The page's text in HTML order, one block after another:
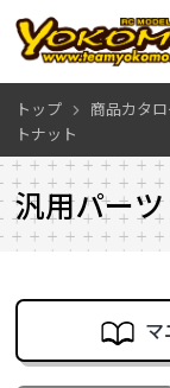
トップ 商品カタ
トナット
汎用パーツ
マ